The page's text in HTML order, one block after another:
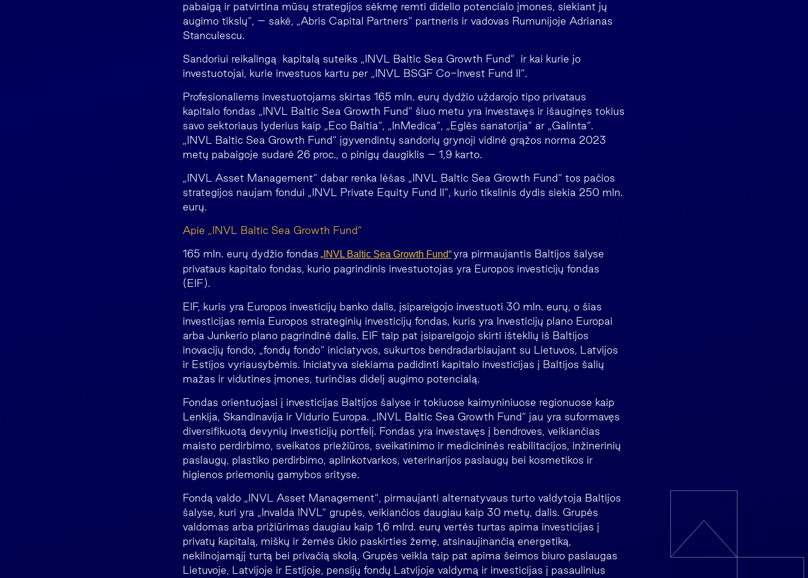
pabaigą ir patvirtina mūsų strategijos sėkmę remti didelio potencialo įmones, siekiant jų
augimo tikslų“, – sakė, „Abris Capital Partners“ partneris ir vadovas Rumunijoje Adrianas
Stanculescu.
Sandoriui reikalingą kapitalą suteiks „INVL Baltic Sea Growth Fund“ ir kai kurie jo
investuotojai, kurie investuos kartu per „INVL BSGF Co-Invest Fund II“.
Profesionaliems investuotojams skirtas 165 mln. eurų dydžio uždarojo tipo privataus
kapitalo fondas „INVL Baltic Sea Growth Fund“ šiuo metu yra investavęs ir išauginęs tokius
savo sektoriaus lyderius kaip „Eco Baltia“, „InMedica“, „Eglės sanatorija“ ar „Galinta“.
„INVL Baltic Sea Growth Fund“ įgyvendintų sandorių grynoji vidinė grąžos norma 2023
metų pabaigoje sudarė 26 proc., o pinigų daugiklis – 1,9 karto.
„INVL Asset Management“ dabar renka lėšas „INVL Baltic Sea Growth Fund“ tos pačios
strategijos naujam fondui „INVL Private Equity Fund II“, kurio tikslinis dydis siekia 250 mln.
eurų.
Apie „INVL Baltic Sea Growth Fund“
165 mln. eurų dydžio fondas „INVL Baltic Sea Growth Fund“ yra pirmaujantis Baltijos šalyse
privataus kapitalo fondas, kurio pagrindinis investuotojas yra Europos investicijų fondas
(EIF).
EIF, kuris yra Europos investicijų banko dalis, įsipareigojo investuoti 30 mln. eurų, o šias
investicijas remia Europos strateginių investicijų fondas, kuris yra Investicijų plano Europai
arba Junkerio plano pagrindinė dalis. EIF taip pat įsipareigojo skirti išteklių iš Baltijos
inovacijų fondo, „fondų fondo“ iniciatyvos, sukurtos bendradarbiaujant su Lietuvos, Latvijos
ir Estijos vyriausybėmis. Iniciatyva siekiama padidinti kapitalo investicijas į Baltijos šalių
mažas ir vidutines įmones, turinčias didelį augimo potencialą.
Fondas orientuojasi į investicijas Baltijos šalyse ir tokiuose kaimyniniuose regionuose kaip
Lenkija, Skandinavija ir Vidurio Europa. „INVL Baltic Sea Growth Fund“ jau yra suformavęs
diversifikuotą devynių investicijų portfelį. Fondas yra investavęs į bendroves, veikiančias
maisto perdirbimo, sveikatos priežiūros, sveikatinimo ir medicininės reabilitacijos, inžinerinių
paslaugų, plastiko perdirbimo, aplinkotvarkos, veterinarijos paslaugų bei kosmetikos ir
higienos priemonių gamybos srityse.
Fondą valdo „INVL Asset Management“, pirmaujanti alternatyvaus turto valdytoja Baltijos
šalyse, kuri yra „Invalda INVL” grupės, veikiančios daugiau kaip 30 metų, dalis. Grupės
valdomas arba prižiūrimas daugiau kaip 1,6 mlrd. eurų vertės turtas apima investicijas į
privatų kapitalą, miškų ir žemės ūkio paskirties žemę, atsinaujinančią energetiką,
nekilnojamąjį turtą bei privačią skolą. Grupės veikla taip pat apima šeimos biuro paslaugas
Lietuvoje, Latvijoje ir Estijoje, pensijų fondų Latvijoje valdymą ir investicijas į pasaulinius